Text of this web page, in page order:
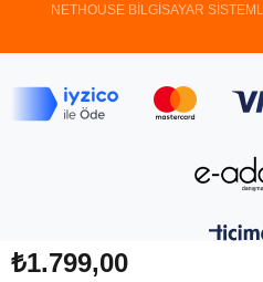
₺1.799,00
NETHOUSE BİLGİSAYAR